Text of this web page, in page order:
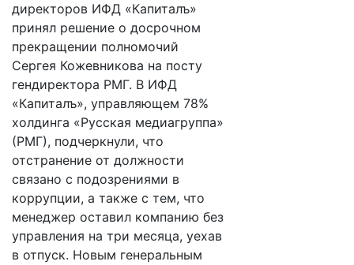
директоров ИФД «Капиталъ»
принял решение о досрочном
прекращении полномочий
Сергея Кожевникова на посту
гендиректора РМГ. В ИФД
«Капиталъ», управляющем 78%
холдинга «Русская медиагруппа»
(РМГ), подчеркнули, что
отстранение от должности
связано с подозрениями в
коррупции, а также с тем, что
менеджер оставил компанию без
управления на три месяца, уехав
в отпуск. Новым генеральным